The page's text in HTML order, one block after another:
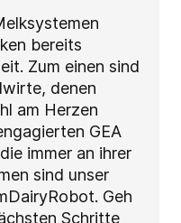
bereits
Zum einen sind
denen
am Herzen
GEA
immer an ihrer
sind unser
Geh
Schritte